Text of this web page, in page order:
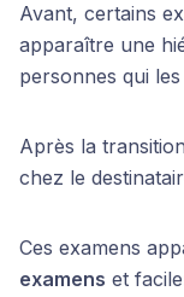
Avant, certains
apparaître une
personnes qui
Après la
chez le
Ces examens
examens et